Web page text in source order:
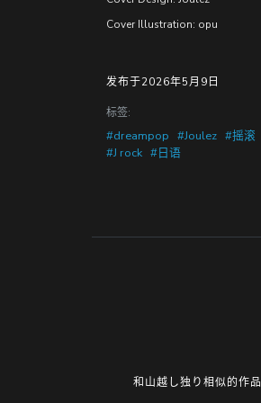
Cover Illustration: opu
发布于2026年5月9日
标签:
#dreampop #Joulez #摇滚
#J rock #日语
和山越し独り相似的作品